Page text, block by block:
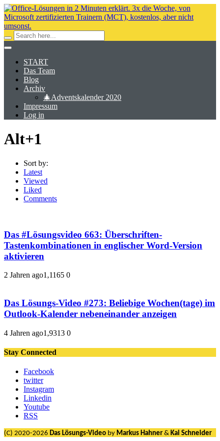
START
Das Team
Blog
Archiv
🎄Adventskalender 2020
Impressum
Log in
Alt+1
Sort by:
Latest
Viewed
Liked
Comments
Das #Lösungsvideo 663: Überschriften-
Tastenkombinationen in englischer Word-Version
aktivieren
2 Jahren ago1,1165 0
Das Lösungs-Video #273: Beliebige Wochen(tage) im
Outlook-Kalender nebeneinander anzeigen
4 Jahren ago1,9313 0
Stay Connected
Facebook
twitter
Instagram
Linkedin
Youtube
RSS
(C) 2020-2026 Das Lösungs-Video by Markus Hahner & Kai Schneider